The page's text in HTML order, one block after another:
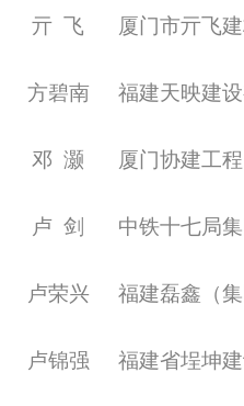
亓 飞 厦门市亓飞
方碧南 福建天映建
邓 灏 厦门协建工
卢 剑 中铁十七局
卢荣兴 福建磊鑫（
卢锦强 福建省埕坤